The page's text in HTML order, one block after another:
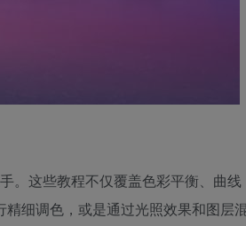
。这些教程不仅覆盖色彩平衡、曲线
细调色，或是通过光照效果和图层